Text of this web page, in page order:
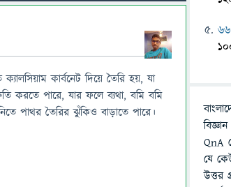
কার্বনেট দিয়ে তৈরি হয়, যা
করতে পারে, যার ফলে ব্যথা, বমি বমি
পাথর তৈরির ঝুঁকিও বাড়াতে পারে।
QnA
যে
উত্তর